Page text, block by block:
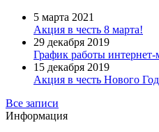
5 марта 2021
Акция в честь 8 марта!
29 декабря 2019
График работы интернет-
15 декабря 2019
Акция в честь Нового
Все записи
Информация